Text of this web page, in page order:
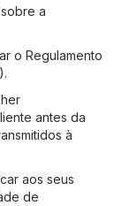
a
o Regulamento
antes da
à
aos seus
de